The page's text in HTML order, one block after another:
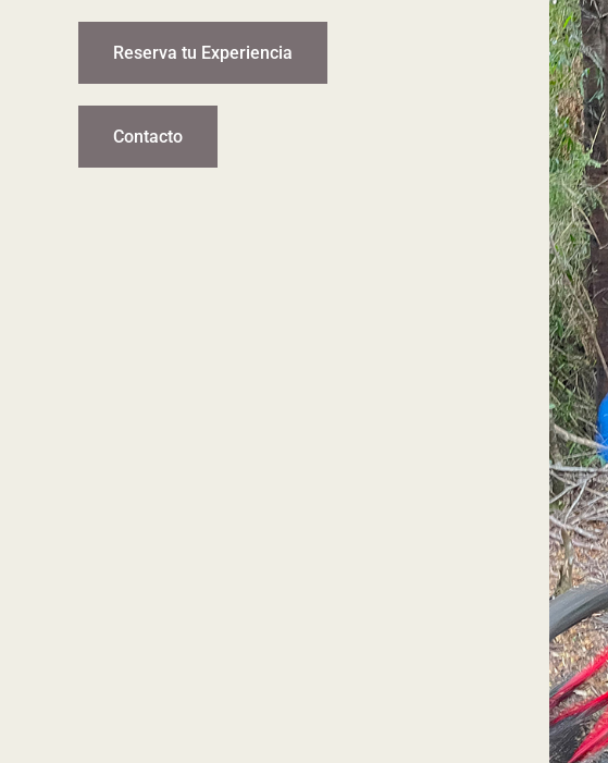
Reserva tu Experiencia
Contacto